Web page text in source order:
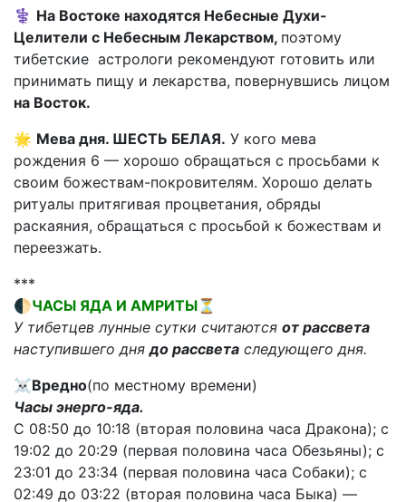
⚕️ На Востоке находятся Небесные Духи-
Целители с Небесным Лекарством, поэтому
тибетские астрологи рекомендуют готовить или
принимать пищу и лекарства, повернувшись лицом
на Восток.
🌟 Мева дня. ШЕСТЬ БЕЛАЯ. У кого мева
рождения 6 — хорошо обращаться с просьбами к
своим божествам-покровителям. Хорошо делать
ритуалы притягивая процветания, обряды
раскаяния, обращаться с просьбой к божествам и
переезжать.
***
🌓ЧАСЫ ЯДА И АМРИТЫ⏳
У тибетцев лунные сутки считаются от рассвета
наступившего днядо рассвета следующего дня.
☠️Вредно(по местному времени)
Часы энерго-яда.
С 08:50 до 10:18 (вторая половина часа Дракона); с
19:02 до 20:29 (первая половина часа Обезьяны); с
23:01 до 23:34 (первая половина часа Собаки); с
02:49 до 03:22 (вторая половина часа Быка) —